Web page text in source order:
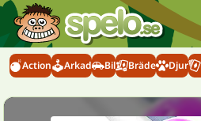
Action Arkad Bil Bräde Djur